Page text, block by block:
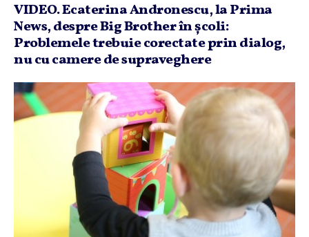
VIDEO. Ecaterina Andronescu, la Prima
News, despre Big Brother în şcoli:
Problemele trebuie corectate prin dialog,
nu cu camere de supraveghere